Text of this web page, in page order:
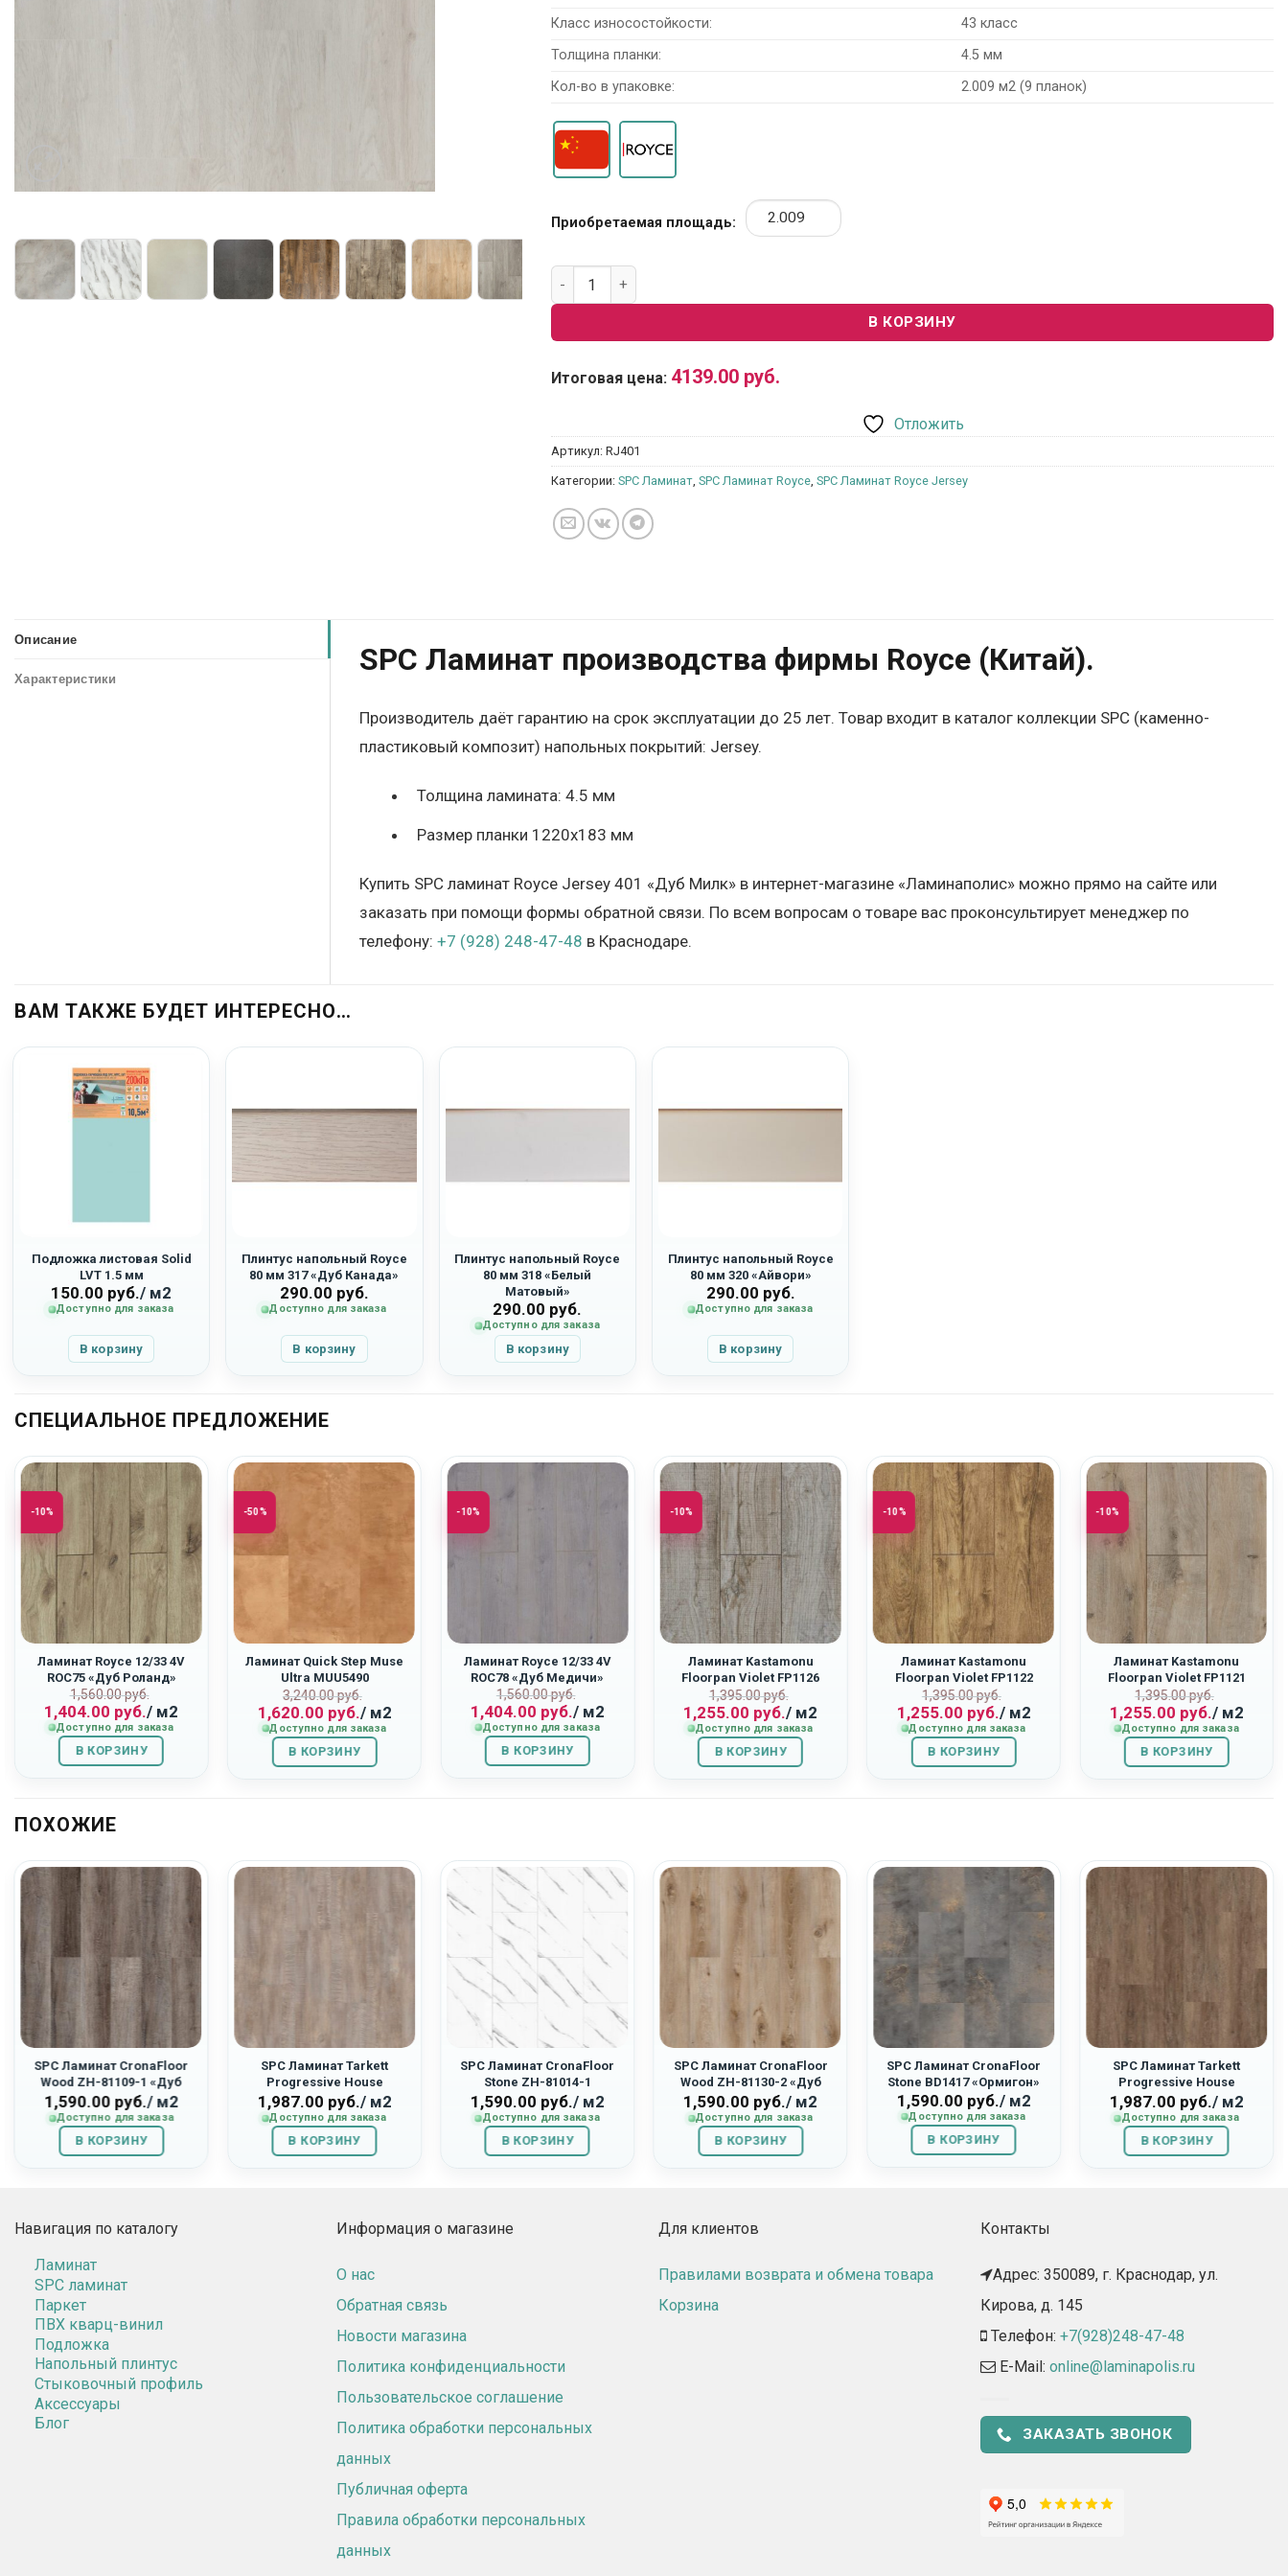
Класс износостойкости:
43 класс
Толщина планки:
4.5 мм
Кол-во в упаковке:
2.009 м2 (9 планок)
Приобретаемая площадь:
Количество товара SPC Ламинат Royce Jersey 401 "Дуб Милк"
В КОРЗИНУ
Итоговая цена: 4139.00 руб.
Отложить
Артикул: RJ401
Категории: SPC Ламинат SPC Ламинат Royce SPC Ламинат Royce Jersey
Описание
Характеристики
SPC Ламинат производства фирмы Royce (Китай).
Производитель даёт гарантию на срок эксплуатации до 25 лет. Товар входит в каталог коллекции SPC (каменно-
пластиковый композит) напольных покрытий: Jersey.
Толщина ламината: 4.5 мм
Размер планки 1220х183 мм
Купить SPC ламинат Royce Jersey 401 «Дуб Милк» в интернет-магазине «Ламинаполис» можно прямо на сайте или
заказать при помощи формы обратной связи. По всем вопросам о товаре вас проконсультирует менеджер по
телефону: +7 (928) 248-47-48 в Краснодаре.
ВАМ ТАКЖЕ БУДЕТ ИНТЕРЕСНО…
Подложка листовая Solid
LVT 1.5 мм
150.00 руб./ м2
Доступно для заказа
В корзину
Плинтус напольный Royce
80 мм 317 «Дуб Канада»
290.00 руб.
Доступно для заказа
В корзину
Плинтус напольный Royce
80 мм 318 «Белый
Матовый»
290.00 руб.
Доступно для заказа
В корзину
Плинтус напольный Royce
80 мм 320 «Айвори»
290.00 руб.
Доступно для заказа
В корзину
СПЕЦИАЛЬНОЕ ПРЕДЛОЖЕНИЕ
-10%
Ламинат Royce 12/33 4V
ROC75 «Дуб Роланд»
1,560.00руб.
Первоначальная
цена
составляла
1,560.00
руб..
1,404.00 руб.
Текущая
цена:
1,404.00
руб..
/ м2
Доступно для заказа
В КОРЗИНУ
-50%
Ламинат Quick Step Muse
Ultra MUU5490
«Терракота»
3,240.00руб.
Первоначальная
цена
составляла
3,240.00
руб..
1,620.00 руб.
Текущая
цена:
1,620.00
руб..
/ м2
Доступно для заказа
В КОРЗИНУ
-10%
Ламинат Royce 12/33 4V
ROC78 «Дуб Медичи»
1,560.00руб.
Первоначальная
цена
составляла
1,560.00
руб..
1,404.00 руб.
Текущая
цена:
1,404.00
руб..
/ м2
Доступно для заказа
В КОРЗИНУ
-10%
Ламинат Kastamonu
Floorpan Violet FP1126
“Дуб Орион”
1,395.00руб.
Первоначальная
цена
составляла
1,395.00
руб..
1,255.00 руб.
Текущая
цена:
1,255.00
руб..
/ м2
Доступно для заказа
В КОРЗИНУ
-10%
Ламинат Kastamonu
Floorpan Violet FP1122
“Дуб Союз”
1,395.00руб.
Первоначальная
цена
составляла
1,395.00
руб..
1,255.00 руб.
Текущая
цена:
1,255.00
руб..
/ м2
Доступно для заказа
В КОРЗИНУ
-10%
Ламинат Kastamonu
Floorpan Violet FP1121
“Дуб Восток”
1,395.00руб.
цена
составляла
1,395.00
руб..
1,255.00 руб.
Текущая
цена:
1,255.00
руб..
/ м2
Доступно для заказа
В КОРЗИНУ
ПОХОЖИЕ
SPC Ламинат CronaFloor
Wood ZH-81109-1 «Дуб
Горный»
1,590.00 руб./ м2
Доступно для заказа
В КОРЗИНУ
SPC Ламинат Tarkett
Progressive House
277007023 «Jason»
1,987.00 руб./ м2
Доступно для заказа
В КОРЗИНУ
SPC Ламинат CronaFloor
Stone ZH-81014-1
«Калакатта»
1,590.00 руб./ м2
Доступно для заказа
В КОРЗИНУ
SPC Ламинат CronaFloor
Wood ZH-81130-2 «Дуб
Фрейзер»
1,590.00 руб./ м2
Доступно для заказа
В КОРЗИНУ
SPC Ламинат CronaFloor
Stone BD1417 «Ормигон»
1,590.00 руб./ м2
Доступно для заказа
В КОРЗИНУ
SPC Ламинат Tarkett
Progressive House
277007025 «Gabriel»
1,987.00 руб./ м2
Доступно для заказа
В КОРЗИНУ
Навигация по каталогу
Ламинат
SPC ламинат
Паркет
ПВХ кварц-винил
Подложка
Напольный плинтус
Стыковочный профиль
Аксессуары
Блог
Информация о магазине
О нас
Обратная связь
Новости магазина
Политика конфиденциальности
Пользовательское соглашение
Политика обработки персональных
данных
Публичная оферта
Правила обработки персональных
данных
Для клиентов
Правилами возврата и обмена товара
Корзина
Контакты
Адрес: 350089, г. Краснодар, ул.
Кирова, д. 145​
Телефон: +7(928)248-47-48
E-Mail: online@laminapolis.ru
ЗАКАЗАТЬ ЗВОНОК